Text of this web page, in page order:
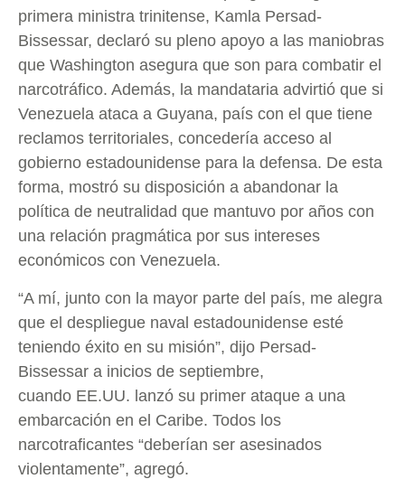
primera ministra trinitense, Kamla Persad-
Bissessar, declaró su pleno apoyo a las maniobras
que Washington asegura que son para combatir el
narcotráfico. Además, la mandataria advirtió que si
Venezuela ataca a Guyana, país con el que tiene
reclamos territoriales, concedería acceso al
gobierno estadounidense para la defensa. De esta
forma, mostró su disposición a abandonar la
política de neutralidad que mantuvo por años con
una relación pragmática por sus intereses
económicos con Venezuela.
“A mí, junto con la mayor parte del país, me alegra
que el despliegue naval estadounidense esté
teniendo éxito en su misión”, dijo Persad-
Bissessar a inicios de septiembre,
cuando EE.UU. lanzó su primer ataque a una
embarcación en el Caribe. Todos los
narcotraficantes “deberían ser asesinados
violentamente”, agregó.